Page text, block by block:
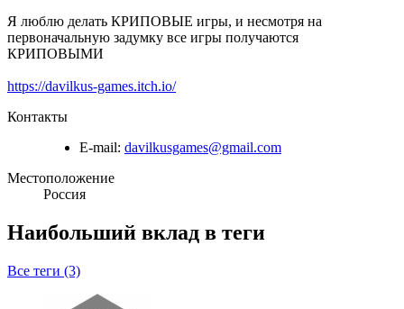
Я люблю делать КРИПОВЫЕ игры, и несмотря на
первоначальную задумку все игры получаются
КРИПОВЫМИ
https://davilkus-games.itch.io/
Контакты
E-mail: davilkusgames@gmail.com
Местоположение
Россия
Наибольший вклад в теги
Все теги (3)